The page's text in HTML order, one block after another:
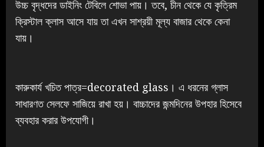
উচ্চ বৃদ্ধদের ডাইনিং টেবিলে শোভা পায়। তবে, চীন থেকে যে কৃত্রিম
ক্রিস্টাল ক্লাস আসে যায় তা এখন সাশ্রয়ী মূল্য বাজার থেকে কেনা
যায়।
কারুকার্য খচিত পাত্র=decorated glass। এ ধরনের গ্লাস
সাধারণত সেলফে সাজিয়ে রাখা হয়। বাচ্চাদের জন্মদিনের উপহার হিসেবে
ব্যবহার করার উপযোগী।